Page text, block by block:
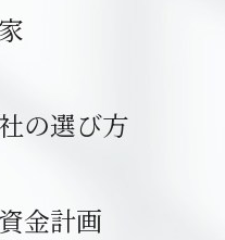
の選び方
金計画